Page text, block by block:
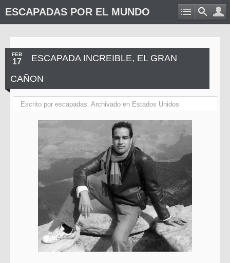
ESCAPADAS POR EL MUNDO
FEB
17
ESCAPADA INCREIBLE, EL GRAN
CAÑON
Escrito por escapadas. Archivado en Estados Unidos